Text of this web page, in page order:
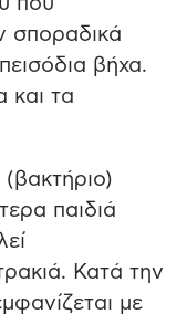
σποραδικά
βήχα.
και τα
παιδιά
Κατά την
με